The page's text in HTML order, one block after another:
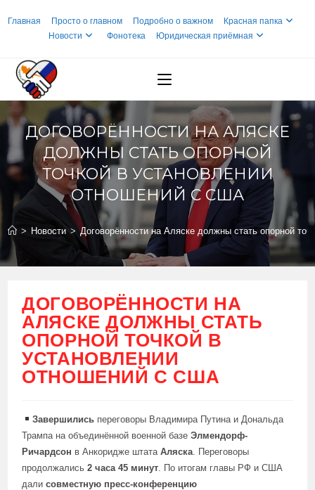
Главная Просто о главном Подробно о важном
Красная папка
Новости
Фонотека Юридическая приёмная
ДОГОВОРЁННОСТИ НА АЛЯСКЕ
ДОЛЖНЫ СТАТЬ ОПОРНОЙ
ТОЧКОЙ В УСТАНОВЛЕНИИ
ОТНОШЕНИЙ С США
> Новости > Договорённости на Аляске должны стать опорной
ДОГОВОРЁННОСТИ НА
АЛЯСКЕ ДОЛЖНЫ СТАТЬ
ОПОРНОЙ ТОЧКОЙ В
УСТАНОВЛЕНИИ
ОТНОШЕНИЙ С США
Завершились переговоры Владимира Путина и Дональда
Трампа на объединённой военной базеЭлмендорф-
Ричардсон в Анкоридже штатаАляска. Переговоры
продолжались2 часа 45 минут. По итогам главы РФ и США
далисовместную пресс-конференцию